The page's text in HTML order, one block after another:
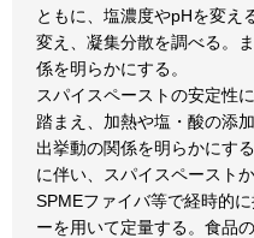
ともに、塩濃度やpHを変え
変え、凝集分散を調べる。
係を明らかにする。
スパイスペーストの安定性
踏まえ、加熱や塩・酸の添
出挙動の関係を明らかにす
に伴い、スパイスペースト
SPMEファイバ等で経時的
ーを用いて定量する。食品